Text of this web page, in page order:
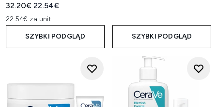
Sugerowana cena detaliczna:
32.20€Aktualna cena:
22.54€
22.54€ za unit
SZYBKI PODGLĄD SZYBKI PODGLĄD